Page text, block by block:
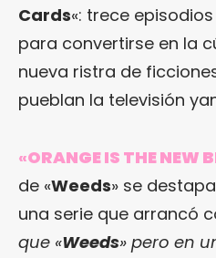
Cards«: trece
para convertirse en la
nueva ristra de
pueblan la televisión
«ORANGE IS THE NEW
de «Weeds» se
una serie que arrancó
que «Weeds» pero en